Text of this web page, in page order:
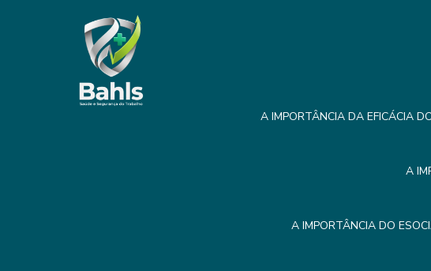
A IMPORTÂNCIA DA EFICÁCIA
A
A IMPORTÂNCIA DO